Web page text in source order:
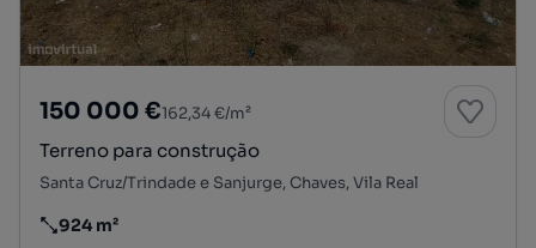
150 000 €162,34 €/m²
Terreno para construção
Santa Cruz/Trindade e Sanjurge, Chaves, Vila Real
Preço por metro quadrado
924 m²